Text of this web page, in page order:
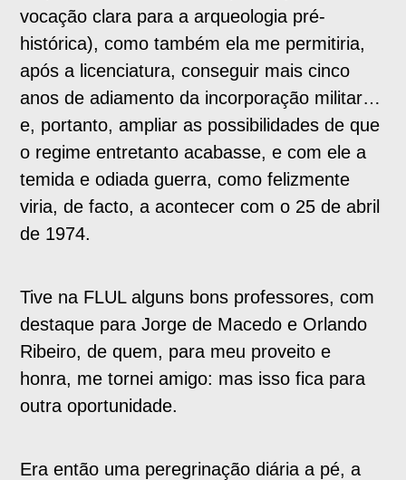
vocação clara para a arqueologia pré-
histórica), como também ela me permitiria,
após a licenciatura, conseguir mais cinco
anos de adiamento da incorporação militar…
e, portanto, ampliar as possibilidades de que
o regime entretanto acabasse, e com ele a
temida e odiada guerra, como felizmente
viria, de facto, a acontecer com o 25 de abril
de 1974.
Tive na FLUL alguns bons professores, com
destaque para Jorge de Macedo e Orlando
Ribeiro, de quem, para meu proveito e
honra, me tornei amigo: mas isso fica para
outra oportunidade.
Era então uma peregrinação diária a pé, a